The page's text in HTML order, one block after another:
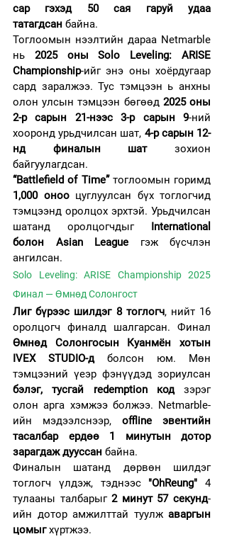
сар гэхэд 50 сая гаруй удаа
татагдсан байна.
Тоглоомын нээлтийн дараа Netmarble
нь 2025 оны Solo Leveling: ARISE
Championship-ийг энэ оны хоёрдугаар
сард заралжээ. Тус тэмцээн ь анхны
олон улсын тэмцээн бөгөөд 2025 оны
2-р сарын 21-нээс 3-р сарын 9-ний
хооронд урьдчилсан шат, 4-р сарын 12-
нд финалын шат зохион
байгуулагдсан.
“Battlefield of Time”
1,000 оноо цуглуулсан бүх тоглогчид
тэмцээнд оролцох эрхтэй. Урьдчилсан
шатанд оролцогчдыг International
болон Asian League гэж бүсчлэн
ангилсан.
Solo Leveling: ARISE Championship 2025
Финал — Өмнөд Солонгост
Лиг бүрээс шилдэг 8 тоглогч, нийт 16
Өмнөд Солонгосын Куанмён хотын
IVEX STUDIO-д болсон юм. Мөн
бэлэг, тусгай redemption код зэрэг
олон арга хэмжээ болжээ. Netmarble-
ийн мэдээлснээр, offline эвентийн
тасалбар ердөө 1 минутын дотор
зарагдаж дууссан байна.
Финалын шатанд дөрвөн шилдэг
тоглогч үлдэж, тэднээс "OhReung" 4
тулааны талбарыг 2 минут 57 секунд-
ийн дотор амжилттай туулж аваргын
цомыг хүртжээ.